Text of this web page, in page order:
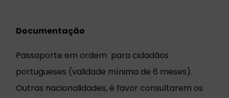
Documentação
Passaporte em ordem para cidadãos
portugueses (validade mínima de 6 meses).
Outras nacionalidades, é favor consultarem os